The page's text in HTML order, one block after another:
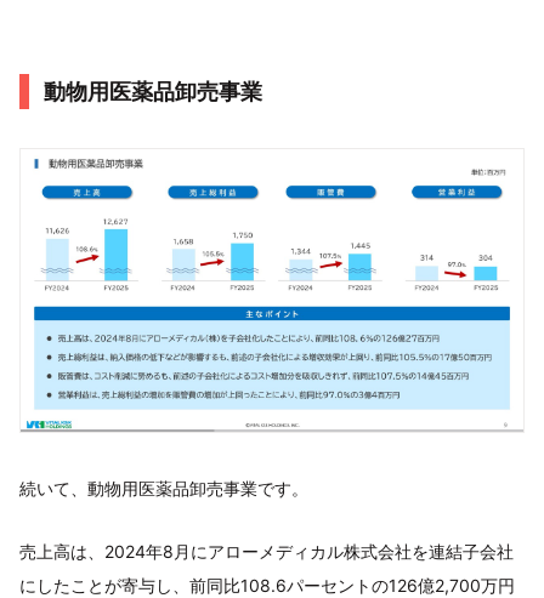
動物用医薬品卸売事業
続いて、動物用医薬品卸売事業です。
売上高は、2024年8月にアローメディカル株式会社を連結子会社
にしたことが寄与し、前同比108.6パーセントの126億2,700万円